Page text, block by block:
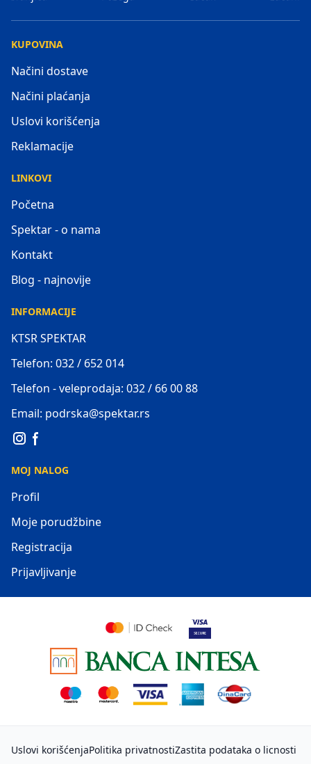
KUPOVINA
Načini dostave
Načini plaćanja
Uslovi korišćenja
Reklamacije
LINKOVI
Početna
Spektar - o nama
Kontakt
Blog - najnovije
INFORMACIJE
KTSR SPEKTAR
Telefon: 032 / 652 014
Telefon - veleprodaja: 032 / 66 00 88
Email: podrska@spektar.rs
MOJ NALOG
Profil
Moje porudžbine
Registracija
Prijavljivanje
Uslovi korišćenjaPolitika privatnostiZastita podataka o licnosti